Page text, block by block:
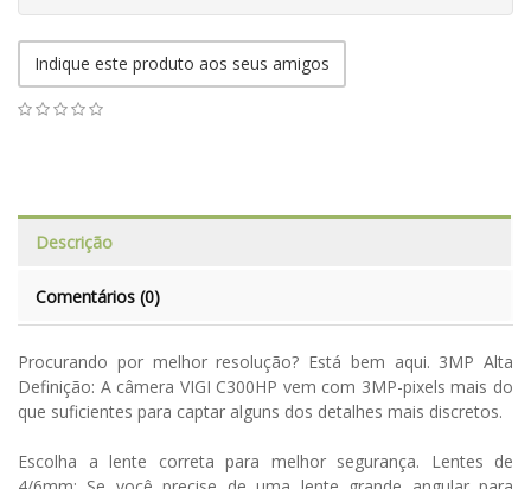
Indique este produto aos seus amigos
Descrição
Comentários (0)
Procurando por melhor resolução? Está bem aqui. 3MP Alta
Definição: A câmera VIGI C300HP vem com 3MP-pixels mais do
que suficientes para captar alguns dos detalhes mais discretos.
Escolha a lente correta para melhor segurança. Lentes de